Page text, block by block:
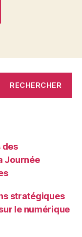
des
Journée
stratégiques
le numérique